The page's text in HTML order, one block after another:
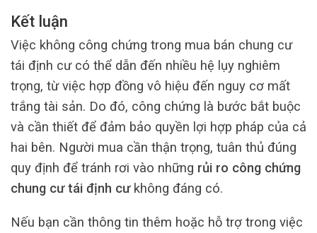
Kết luận
Việc không công chứng trong mua bán chung cư
tái định cư có thể dẫn đến nhiều hệ lụy nghiêm
trọng, từ việc hợp đồng vô hiệu đến nguy cơ mất
trắng tài sản. Do đó, công chứng là bước bắt buộc
và cần thiết để đảm bảo quyền lợi hợp pháp của cả
hai bên. Người mua cần thận trọng, tuân thủ đúng
quy định để tránh rơi vào những rủi ro công chứng
chung cư tái định cưkhông đáng có.
Nếu bạn cần thông tin thêm hoặc hỗ trợ trong việc